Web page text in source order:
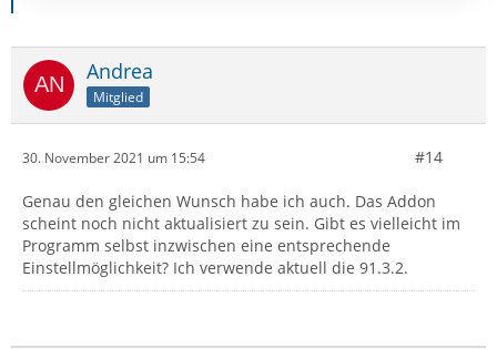
Andrea
Mitglied
30. November 2021 um 15:54 #14
Genau den gleichen Wunsch habe ich auch. Das Addon
scheint noch nicht aktualisiert zu sein. Gibt es vielleicht im
Programm selbst inzwischen eine entsprechende
Einstellmöglichkeit? Ich verwende aktuell die 91.3.2.